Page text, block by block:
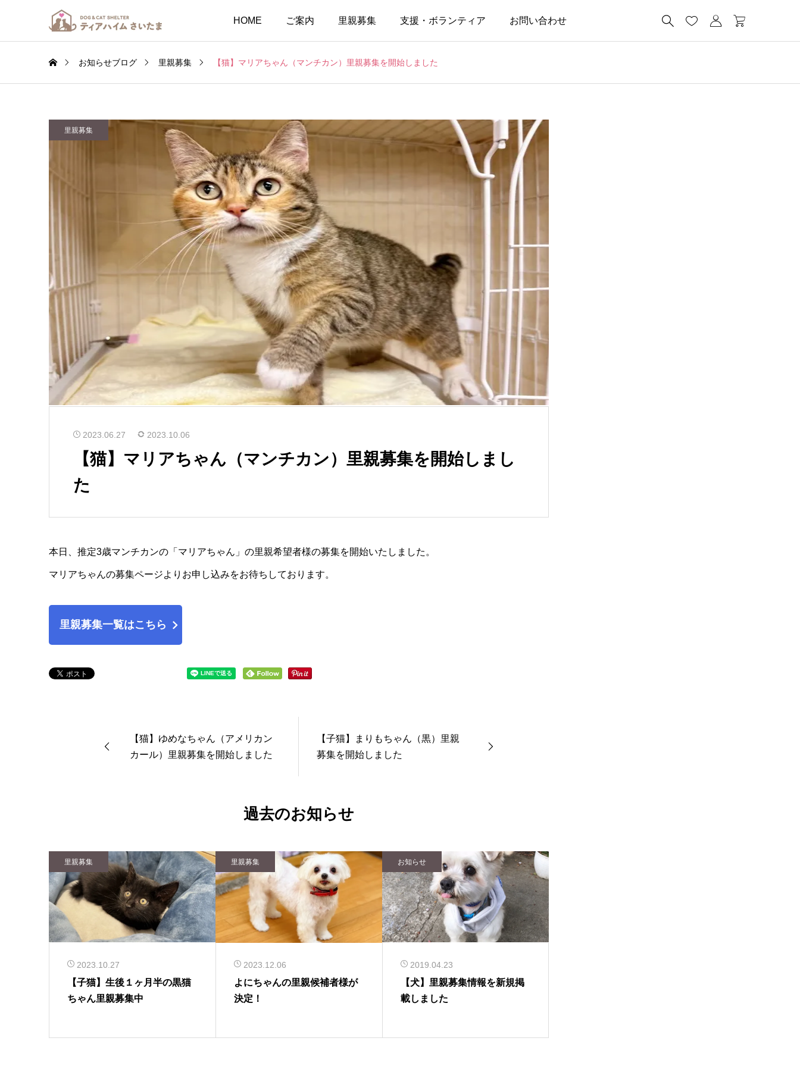
HOME ご案内 里親募集 支援・ボランティア お問い合わせ    
お知らせブログ 里親募集 【猫】マリアちゃん（マンチカン）里親募集を開始しました
里親募集
2023.06.27 2023.10.06
【猫】マリアちゃん（マンチカン）里親募集を開始しまし
た
本日、推定3歳マンチカンの「マリアちゃん」の里親希望者様の募集を開始いたしました。
マリアちゃんの募集ページよりお申し込みをお待ちしております。
里親募集一覧はこちら
【猫】ゆめなちゃん（アメリカン
カール）里親募集を開始しました
【子猫】まりもちゃん（黒）里親
募集を開始しました
過去のお知らせ
里親募集
2023.10.27
【子猫】生後１ヶ月半の黒猫
ちゃん里親募集中
里親募集
2023.12.06
よにちゃんの里親候補者様が
決定！
お知らせ
2019.04.23
【犬】里親募集情報を新規掲
載しました